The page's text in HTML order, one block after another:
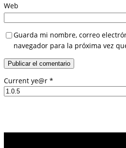
Web
Guarda mi nombre, correo
navegador para la próxima vez
Current ye@r *